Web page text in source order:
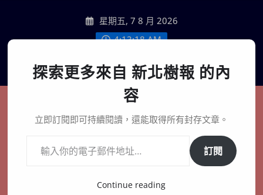
content
星期五, 7 8 月 2026
4:13:20 AM
聯絡我們
新北樹報
在地、記憶、連結、創生
探索更多來自 新北樹報 的內
容
立即訂閱即可持續閱讀，還能取得所有封存文章。
訂閱
Continue reading